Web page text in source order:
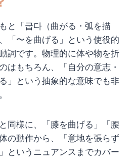
と「굽다（曲がる・弧を描
「〜を曲げる」という使役的
詞です。物理的に体や物を折
はもちろん、「自分の意志・
」という抽象的な意味でも非
同様に、「膝を曲げる」「腰
の動作から、「意地を張らず
というニュアンスまでカバー